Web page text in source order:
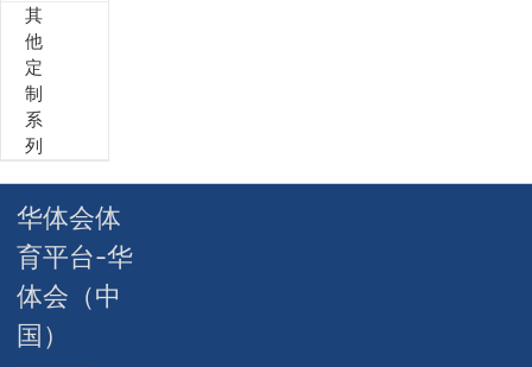
其
他
定
制
系
列
华体会体
育平台-华
体会（中
国）